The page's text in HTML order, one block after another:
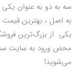
سه به دو به عنوان یکی
به اصل ، بهترين
يكي از بزرگ‌ترين
محض ورود به سایت سه
می‌شوید!